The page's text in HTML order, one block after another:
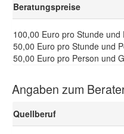
Beratungspreise
100,00 Euro pro Stunde
50,00 Euro pro Stunde und
50,00 Euro pro Person und
Angaben zum
Quellberuf